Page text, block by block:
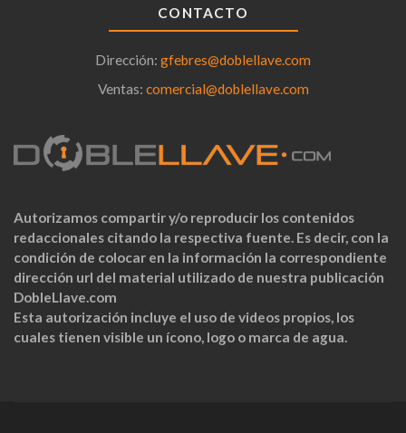
CONTACTO
Dirección: gfebres@doblellave.com
Ventas: comercial@doblellave.com
Autorizamos compartir y/o reproducir los contenidos
redaccionales citando la respectiva fuente. Es decir, con la
condición de colocar en la información la correspondiente
dirección url del material utilizado de nuestra publicación
DobleLlave.com
Esta autorización incluye el uso de videos propios, los
cuales tienen visible un ícono, logo o marca de agua.